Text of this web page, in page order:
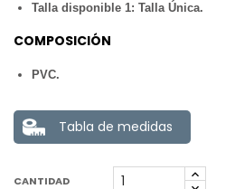
Talla disponible 1: Talla Única.
COMPOSICIÓN
PVC.
Tabla de medidas
CANTIDAD